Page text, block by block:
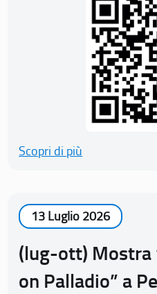
Scopri di più
13 Luglio 2026
(lug-ott) Mostra
on Palladio” a